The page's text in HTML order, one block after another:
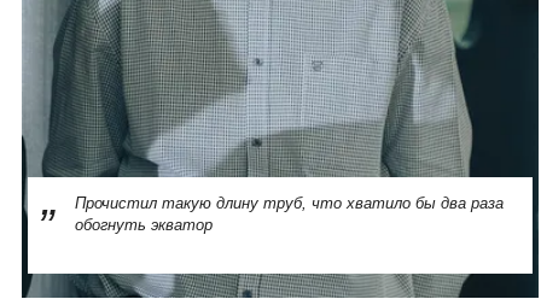
Прочистил такую длину труб, что хватило бы два раза
обогнуть экватор